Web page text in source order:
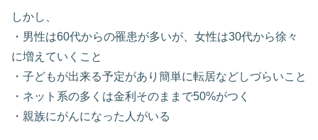
しかし、
・男性は60代からの罹患が多いが、女性は30代から徐々
に増えていくこと
・子どもが出来る予定があり簡単に転居などしづらいこと
・ネット系の多くは金利そのままで50%がつく
・親族にがんになった人がいる